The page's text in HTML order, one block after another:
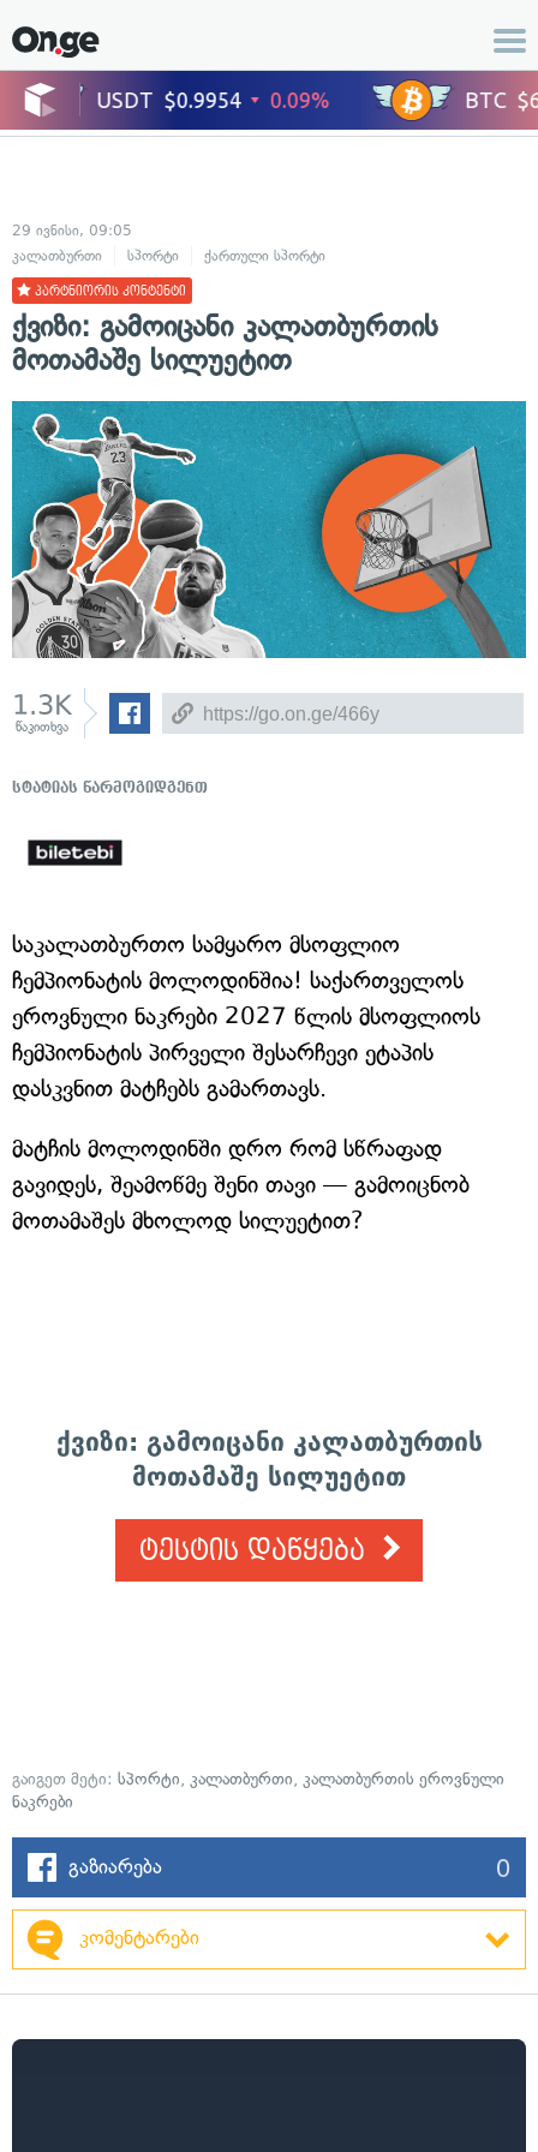
29 ივნისი, 09:05
კალათბურთი
სპორტი ქართული სპორტი
პარტნიორის კონტენტი
ქვიზი: გამოიცანი კალათბურთის
მოთამაშე სილუეტით
1.3K
წაკითხვა
სტატიას წარმოგიდგენთ
საკალათბურთო სამყარო მსოფლიო
ჩემპიონატის მოლოდინშია! საქართველოს
ეროვნული ნაკრები 2027 წლის მსოფლიოს
ჩემპიონატის პირველი შესარჩევი ეტაპის
დასკვნით მატჩებს გამართავს.
მატჩის მოლოდინში დრო რომ სწრაფად
გავიდეს, შეამოწმე შენი თავი — გამოიცნობ
მოთამაშეს მხოლოდ სილუეტით?
ქვიზი: გამოიცანი კალათბურთის
მოთამაშე სილუეტით
ტესტის დაწყება
გაიგეთ მეტი: სპორტი, კალათბურთი, კალათბურთის ეროვნული
ნაკრები
გაზიარება 0
კომენტარები